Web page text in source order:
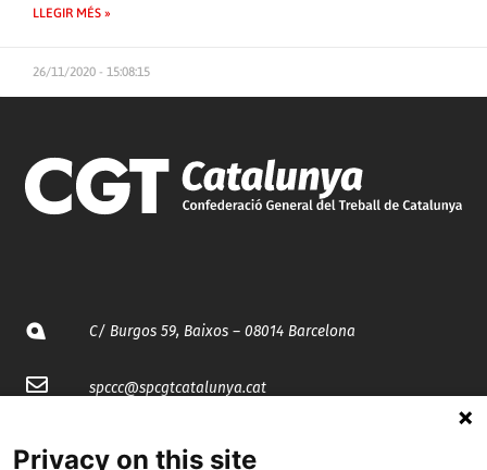
LLEGIR MÉS »
26/11/2020 - 15:08:15
C/ Burgos 59, Baixos – 08014 Barcelona
spccc@spcgtcatalunya.cat
Privacy on this site